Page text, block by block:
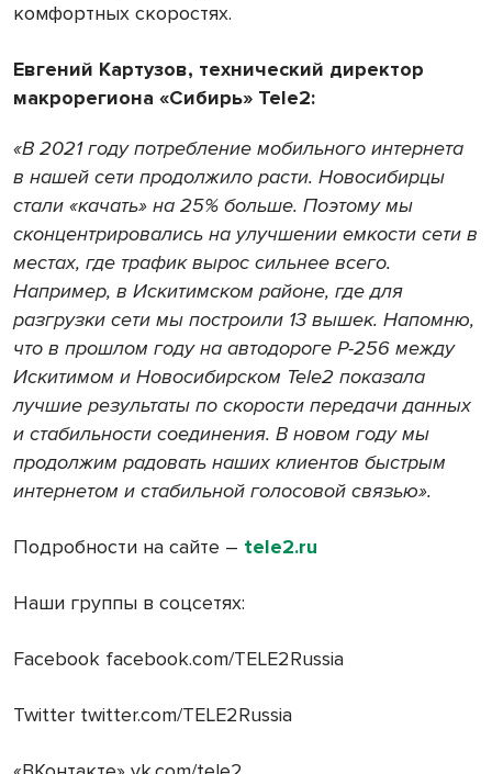
комфортных скоростях.
Евгений Картузов, технический директор
макрорегиона «Сибирь» Tele2:
«В 2021 году потребление мобильного интернета
в нашей сети продолжило расти. Новосибирцы
стали «качать» на 25% больше. Поэтому мы
сконцентрировались на улучшении емкости сети в
местах, где трафик вырос сильнее всего.
Например, в Искитимском районе, где для
разгрузки сети мы построили 13 вышек. Напомню,
что в прошлом году на автодороге Р-256 между
Искитимом и Новосибирском Tele2 показала
лучшие результаты по скорости передачи данных
и стабильности соединения. В новом году мы
продолжим радовать наших клиентов быстрым
интернетом и стабильной голосовой связью».
Подробности на сайте – tele2.ru
Наши группы в соцсетях:
Facebook facebook.com/TELE2Russia
Twitter twitter.com/TELE2Russia